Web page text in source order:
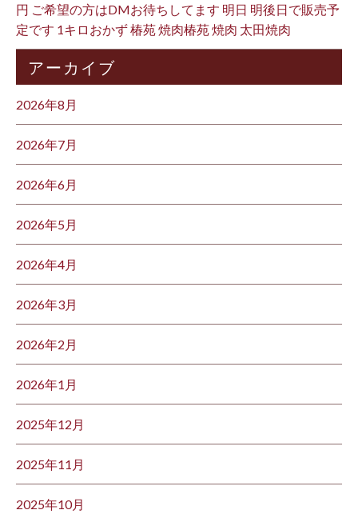
円 ご希望の方はDMお待ちしてます 明日 明後日で販売予
定です 1キロおかず 椿苑 焼肉椿苑 焼肉 太田焼肉
アーカイブ
2026年8月
2026年7月
2026年6月
2026年5月
2026年4月
2026年3月
2026年2月
2026年1月
2025年12月
2025年11月
2025年10月